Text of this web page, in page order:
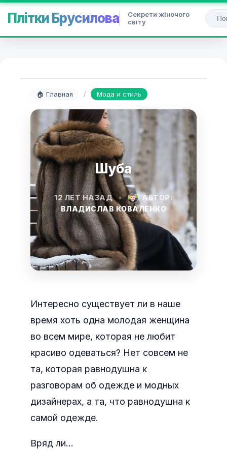
Плітки Брусилова
Секрети жіночого
світу
🏠 Главная / Мода и стиль
Шуба
12 ЛЕТ НАЗАД •
АВТОР:
ВЛАДИСЛАВ КОВАЛЕНКО
Интересно существует ли в наше
время хоть одна молодая женщина
во всем мире, которая не любит
красиво одеваться? Нет совсем не
та, которая равнодушна к
разговорам об одежде и модных
дизайнерах, а та, что равнодушна к
самой одежде.
Вряд ли…